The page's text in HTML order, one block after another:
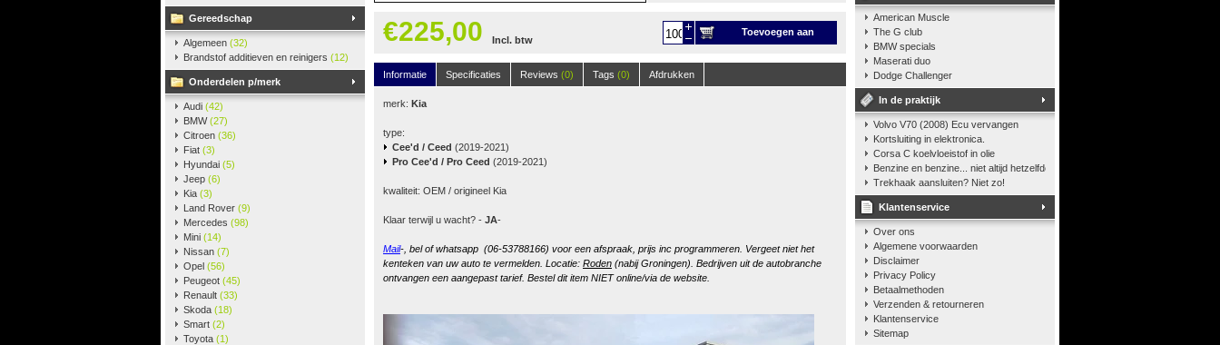
Gereedschap
Algemeen (32)
Brandstof additieven en reinigers (12)
Onderdelen p/merk
Audi (42)
BMW(27)
Citroen (36)
Fiat (3)
Hyundai (5)
Jeep (6)
Kia (3)
Land Rover (9)
Mercedes (98)
Mini (14)
Nissan (7)
Opel (56)
Peugeot (45)
Renault (33)
Skoda (18)
Smart (2)
Toyota (1)
€225,00 Incl. btw
Toevoegen aan
Informatie
Specificaties Reviews (0) Tags (0) Afdrukken
merk: Kia
type:
Cee'd / Ceed (2019-2021)
Pro Cee'd / Pro Ceed (2019-2021)
kwaliteit: OEM / origineel Kia
Klaar terwijl u wacht? - JA-
Mail-, bel of whatsapp (06-53788166) voor een afspraak, prijs inc programmeren. Vergeet niet het
kenteken van uw auto te vermelden. Locatie: Roden (nabij Groningen). Bedrijven uit de autobranche
ontvangen een aangepast tarief. Bestel dit item NIET online/via de website.
American Muscle
The G club
BMW specials
Maserati duo
Dodge Challenger
In de praktijk
Volvo V70 (2008) Ecu vervangen
Kortsluiting in elektronica.
Corsa C koelvloeistof in olie
Benzine en benzine... niet altijd hetzelfde
Trekhaak aansluiten? Niet zo!
Klantenservice
Over ons
Algemene voorwaarden
Disclaimer
Privacy Policy
Betaalmethoden
Verzenden & retourneren
Klantenservice
Sitemap